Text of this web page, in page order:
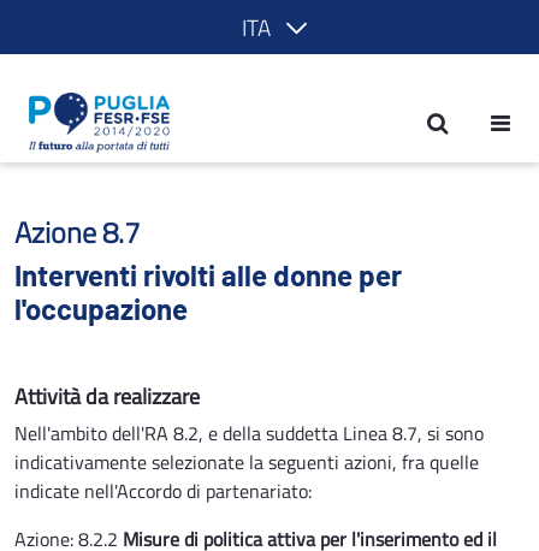
ITA
Interventi rivolti alle donne per
Azione 8.7
Interventi rivolti alle donne per
l'occupazione
Attività da realizzare
Nell'ambito dell'RA 8.2, e della suddetta Linea 8.7, si sono
indicativamente selezionate la seguenti azioni, fra quelle
indicate nell'Accordo di partenariato:
Azione: 8.2.2 Misure di politica attiva per l'inserimento ed il